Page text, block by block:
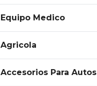
Equipo Medico
Agricola
Accesorios Para Autos